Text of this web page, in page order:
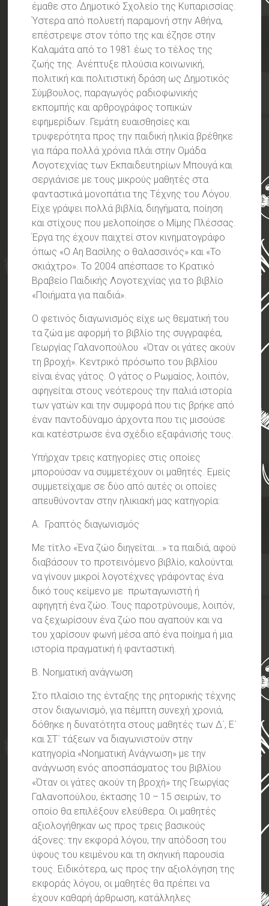
έμαθε στο Δημοτικό Σχολείο της Κυπαρισσίας.
Ύστερα από πολυετή παραμονή στην Αθήνα,
επέστρεψε στον τόπο της και έζησε στην
Καλαμάτα από το 1981 έως το τέλος της
ζωής της. Ανέπτυξε πλούσια κοινωνική,
πολιτική και πολιτιστική δράση ως Δημοτικός
Σύμβουλος, παραγωγός ραδιοφωνικής
εκπομπής και αρθρογράφος τοπικών
εφημερίδων. Γεμάτη ευαισθησίες και
τρυφερότητα προς την παιδική ηλικία βρέθηκε
για πάρα πολλά χρόνια πλάι στην Ομάδα
Λογοτεχνίας των Εκπαιδευτηρίων Μπουγά και
σεργιάνισε με τους μικρούς μαθητές στα
φανταστικά μονοπάτια της Τέχνης του Λόγου.
Είχε γράψει πολλά βιβλία, διηγήματα, ποίηση
και στίχους που μελοποίησε ο Μίμης Πλέσσας.
Έργα της έχουν παιχτεί στον κινηματογράφο
όπως «Ο Αη Βασίλης ο θαλασσινός» και «Το
σκιάχτρο». Το 2004 απέσπασε το Κρατικό
Βραβείο Παιδικής Λογοτεχνίας για το βιβλίο
«Ποιήματα για παιδιά».
Ο φετινός διαγωνισμός είχε ως θεματική του
τα ζώα με αφορμή το βιβλίο της συγγραφέα,
Γεωργίας Γαλανοπούλου «Όταν οι γάτες ακούν
τη βροχή». Κεντρικό πρόσωπο του βιβλίου
είναι ένας γάτος. Ο γάτος ο Ρωμαίος, λοιπόν,
αφηγείται στους νεότερους την παλιά ιστορία
των γατών και την συμφορά που τις βρήκε από
έναν παντοδύναμο άρχοντα που τις μισούσε
και κατέστρωσε ένα σχέδιο εξαφάνισής τους.
Υπήρχαν τρεις κατηγορίες στις οποίες
μπορούσαν να συμμετέχουν οι μαθητές. Εμείς
συμμετείχαμε σε δύο από αυτές οι οποίες
απευθύνονταν στην ηλικιακή μας κατηγορία:
Α. Γραπτός διαγωνισμός
Με τίτλο «Ένα ζώο διηγείται...» τα παιδιά, αφού
διαβάσουν το προτεινόμενο βιβλίο, καλούνται
να γίνουν μικροί λογοτέχνες γράφοντας ένα
δικό τους κείμενο με πρωταγωνιστή ή
αφηγητή ένα ζώο. Τους παροτρύνουμε, λοιπόν,
να ξεχωρίσουν ένα ζώο που αγαπούν και να
του χαρίσουν φωνή μέσα από ένα ποίημα ή μια
ιστορία πραγματική ή φανταστική.
Β. Νοηματική ανάγνωση
Στο πλαίσιο της ένταξης της ρητορικής τέχνης
στον διαγωνισμό, για πέμπτη συνεχή χρονιά,
δόθηκε η δυνατότητα στους μαθητές των Δ΄, Ε΄
και ΣΤ΄ τάξεων να διαγωνιστούν στην
κατηγορία «Νοηματική Ανάγνωση» με την
ανάγνωση ενός αποσπάσματος του βιβλίου
«Όταν οι γάτες ακούν τη βροχή» της Γεωργίας
Γαλανοπούλου, έκτασης 10 – 15 σειρών, το
οποίο θα επιλέξουν ελεύθερα. Οι μαθητές
αξιολογήθηκαν ως προς τρεις βασικούς
άξονες: την εκφορά λόγου, την απόδοση του
ύφους του κειμένου και τη σκηνική παρουσία
τους. Ειδικότερα, ως προς την αξιολόγηση της
εκφοράς λόγου, οι μαθητές θα πρέπει να
έχουν καθαρή άρθρωση, κατάλληλες